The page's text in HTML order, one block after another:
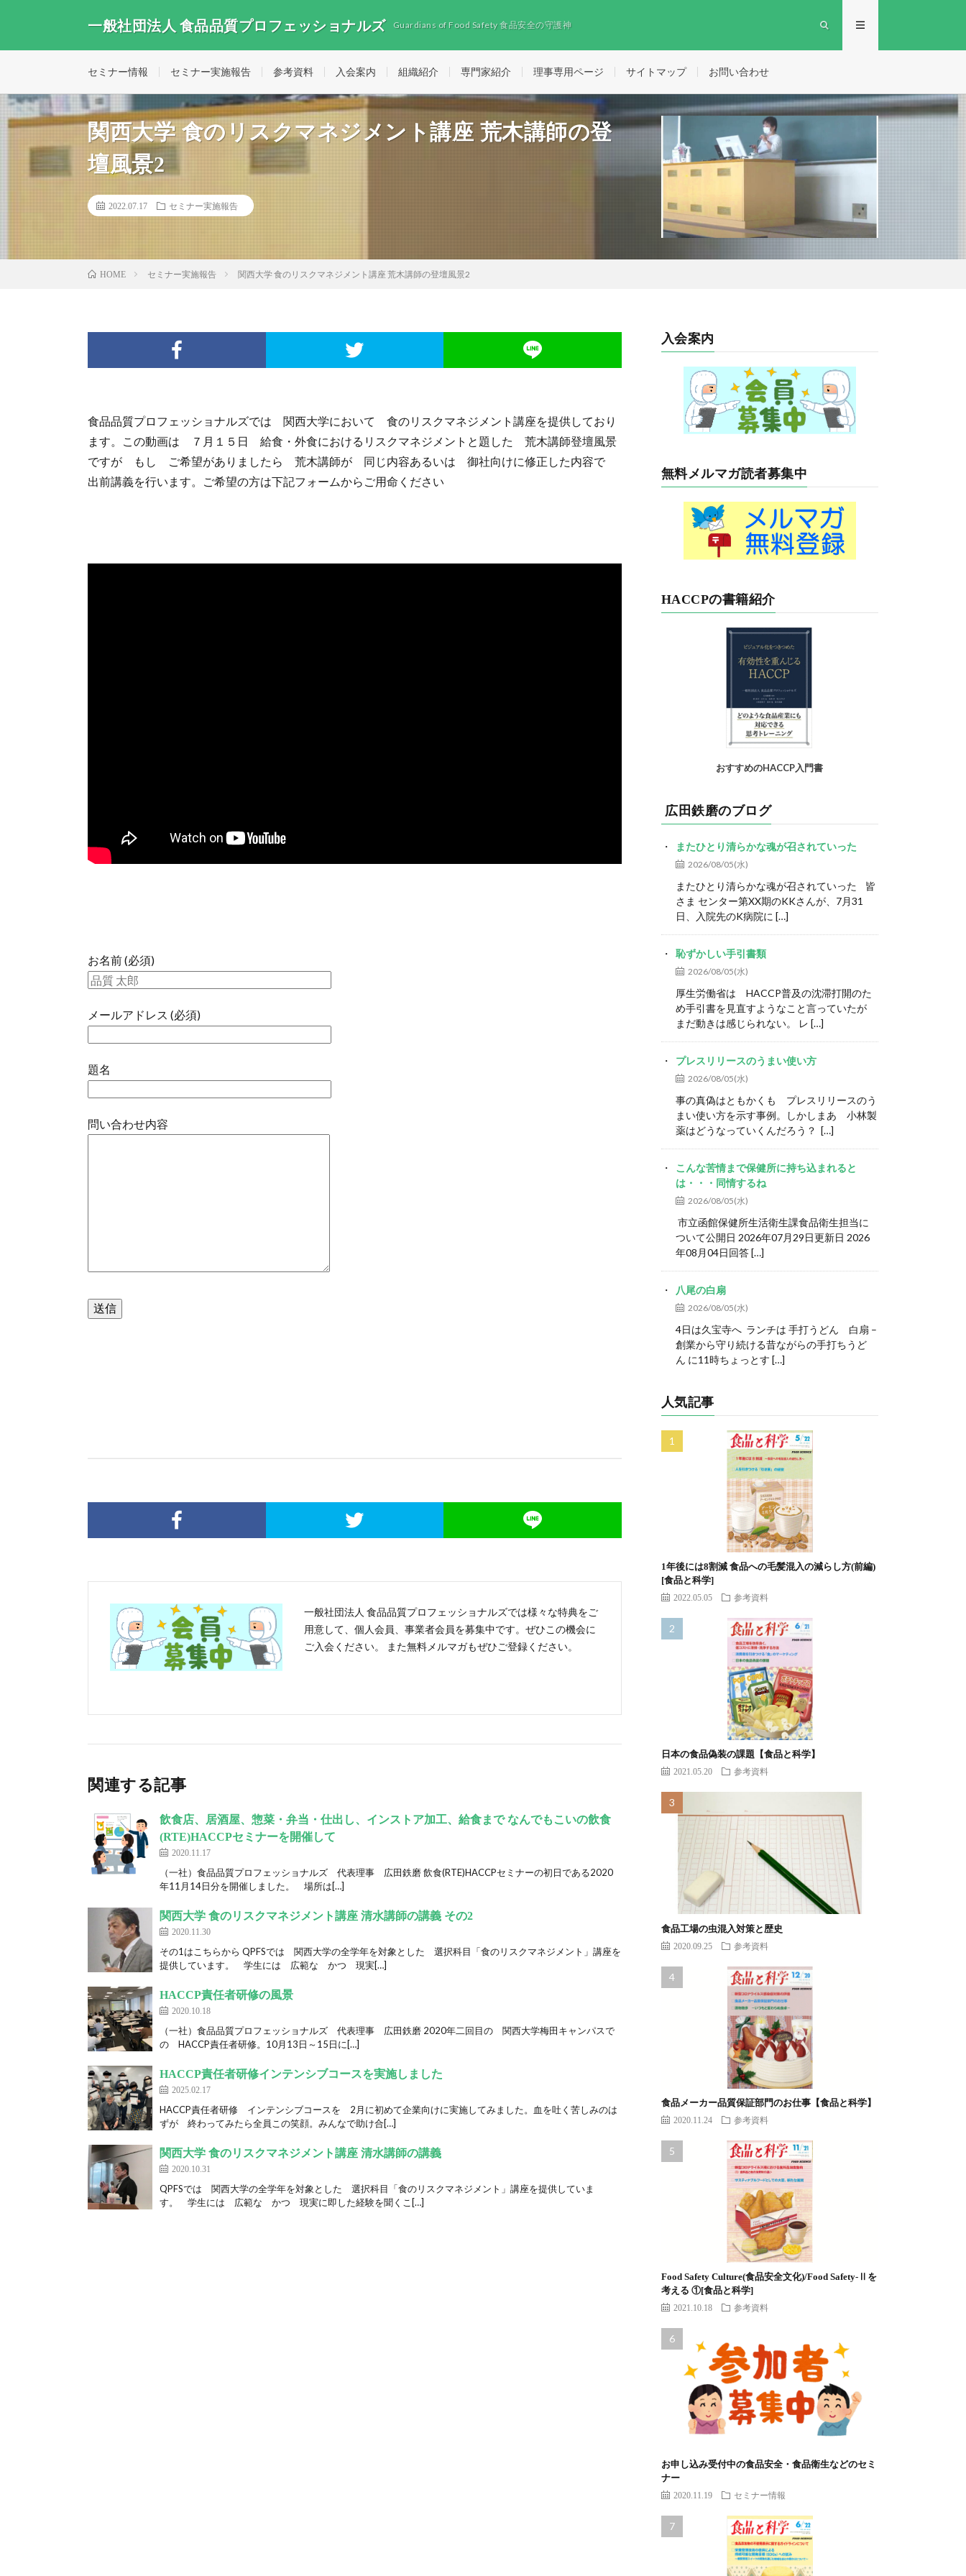
一般社団法人 食品品質プロフェッショナルズ Guardians of Food Safety 食品安全の守護神
セミナー情報 セミナー実施報告 参考資料 入会案内 組織紹介 専門家紹介 理事専用ページ サイトマップ お問い合わせ
関西大学 食のリスクマネジメント講座 荒木講師の登
壇風景2
2022.07.17 セミナー実施報告
HOME セミナー実施報告 関西大学 食のリスクマネジメント講座 荒木講師の登壇風景2
食品品質プロフェッショナルズでは 関西大学において 食のリスクマネジメント講座を提供しており
ます。この動画は ７月１５日 給食・外食におけるリスクマネジメントと題した 荒木講師登壇風景
ですが もし ご希望がありましたら 荒木講師が 同じ内容あるいは 御社向けに修正した内容で
出前講義を行います。ご希望の方は下記フォームからご用命ください
お名前 (必須)
メールアドレス (必須)
題名
問い合わせ内容
一般社団法人 食品品質プロフェッショナルズでは様々な特典をご
用意して、個人会員、事業者会員を募集中です。ぜひこの機会に
ご入会ください。 また無料メルマガもぜひご登録ください。
関連する記事
飲食店、居酒屋、惣菜・弁当・仕出し、インストア加工、給食まで なんでもこいの飲食
(RTE)HACCPセミナーを開催して
2020.11.17
（一社）食品品質プロフェッショナルズ 代表理事 広田鉄磨 飲食(RTE)HACCPセミナーの初日である2020
年11月14日分を開催しました。 場所は[…]
関西大学 食のリスクマネジメント講座 清水講師の講義 その2
2020.11.30
その1はこちらから QPFSでは 関西大学の全学年を対象とした 選択科目「食のリスクマネジメント」講座を
提供しています。 学生には 広範な かつ 現実[…]
HACCP責任者研修の風景
2020.10.18
（一社）食品品質プロフェッショナルズ 代表理事 広田鉄磨 2020年二回目の 関西大学梅田キャンパスで
の HACCP責任者研修。10月13日～15日に[…]
HACCP責任者研修インテンシブコースを実施しました
2025.02.17
HACCP責任者研修 インテンシブコースを 2月に初めて企業向けに実施してみました。血を吐く苦しみのは
ずが 終わってみたら全員この笑顔。みんなで助け合[…]
関西大学 食のリスクマネジメント講座 清水講師の講義
2020.10.31
QPFSでは 関西大学の全学年を対象とした 選択科目「食のリスクマネジメント」講座を提供していま
す。 学生には 広範な かつ 現実に即した経験を聞くこ[…]
入会案内
無料メルマガ読者募集中
HACCPの書籍紹介
おすすめのHACCP入門書
広田鉄磨のブログ
またひとり清らかな魂が召されていった
2026/08/05(水)
またひとり清らかな魂が召されていった 皆
さま センター第XX期のKKさんが、7月31
日、入院先のK病院に […]
恥ずかしい手引書類
2026/08/05(水)
厚生労働省は HACCP普及の沈滞打開のた
め手引書を見直すようなこと言っていたが
まだ動きは感じられない。 レ […]
プレスリリースのうまい使い方
2026/08/05(水)
事の真偽はともかくも プレスリリースのう
まい使い方を示す事例。しかしまあ 小林製
薬はどうなっていくんだろう？ […]
こんな苦情まで保健所に持ち込まれると
は・・・同情するね
2026/08/05(水)
市立函館保健所生活衛生課食品衛生担当に
ついて公開日 2026年07月29日更新日 2026
年08月04日回答 […]
八尾の白扇
2026/08/05(水)
4日は久宝寺へ ランチは 手打うどん 白扇 –
創業から守り続ける昔ながらの手打ちうど
ん に11時ちょっとす […]
人気記事
1年後には8割減 食品への毛髪混入の減らし方(前編)
[食品と科学]
2022.05.05 参考資料
日本の食品偽装の課題【食品と科学】
2021.05.20 参考資料
食品工場の虫混入対策と歴史
2020.09.25 参考資料
食品メーカー品質保証部門のお仕事【食品と科学】
2020.11.24 参考資料
Food Safety Culture(食品安全文化)/Food Safety-Ⅱを
考える ①[食品と科学]
2021.10.18 参考資料
お申し込み受付中の食品安全・食品衛生などのセミ
ナー
2020.11.19 セミナー情報